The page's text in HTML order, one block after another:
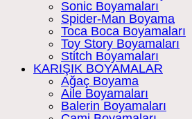
Sonic Boyamaları
Spider-Man Boyama
Toca Boca Boyamaları
Toy Story Boyamaları
Stitch Boyamaları
KARIŞIK BOYAMALAR
Ağaç Boyama
Aile Boyamaları
Balerin Boyamaları